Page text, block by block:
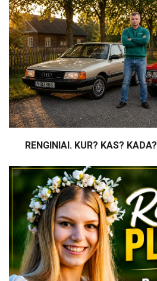
RENGINIAI. KUR? KAS? KADA?